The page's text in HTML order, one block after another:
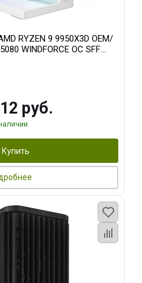
RYZEN 9 9950X3D OEM/
WINDFORCE OC SFF
SSD)
руб.
Купить